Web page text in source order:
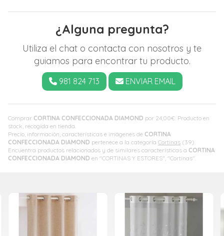
Comprar CORTINA CONFECCIONADA DIAMOND por 24,00€ . Producto en
stock, recogida en tienda.
Precio, información, características e imágenes de CORTINA
CONFECCIONADA DIAMOND pertenece a la categoría Cortinas (39).
Encuentra productos relacionados y de similares características a CORTINA
CONFECCIONADA DIAMOND en "CORTINAS Y ESTORES", "Cortinas".
¿Alguna pregunta?
Utiliza el chat o contacta con nosotros y te
guiamos para encontrar tu producto.
981 824 713 ENVIAR EMAIL